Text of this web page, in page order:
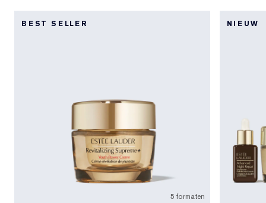
BEST SELLER
5 formaten
NIEUW